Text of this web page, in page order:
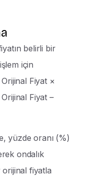
belirli bir
için
Fiyat ×
Fiyat –
yüzde oranı (%)
ondalık
orijinal fiyatla